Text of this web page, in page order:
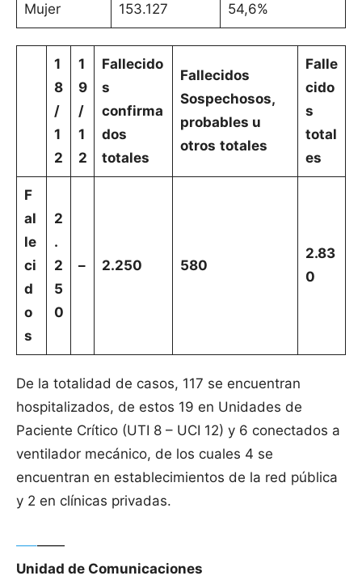
Mujer 153.127 54,6%
1
8
/
1
2
1
9
/
1
2
Fallecido
s
confirma
dos
totales
Fallecidos
Sospechosos,
probables u
otros totales
Falle
cido
s
total
es
F
al
le
ci
d
o
s
2
.
2
5
0
– 2.250 580
2.83
0
De la totalidad de casos, 117 se encuentran
hospitalizados, de estos 19 en Unidades de
Paciente Crítico (UTI 8 – UCI 12) y 6 conectados a
ventilador mecánico, de los cuales 4 se
encuentran en establecimientos de la red pública
y 2 en clínicas privadas.
—–——
Unidad de Comunicaciones